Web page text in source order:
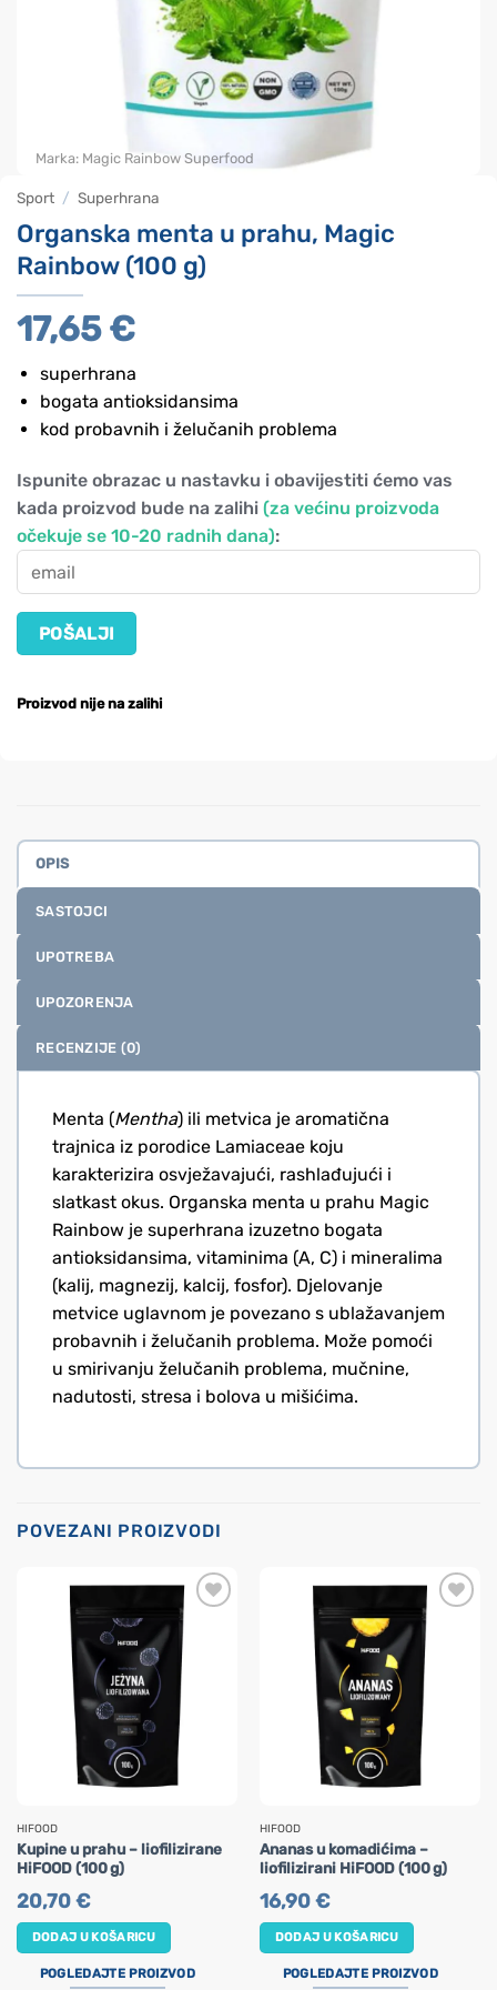
Sport / Superhrana
Organska menta u prahu, Magic
Rainbow (100 g)
17,65€
superhrana
bogata antioksidansima
kod probavnih i želučanih problema
Ispunite obrazac u nastavku i obavijestiti ćemo vas
kada proizvod bude na zalihi (za većinu proizvoda
očekuje se 10-20 radnih dana):
Proizvod nije na zalihi
Marka: Magic Rainbow Superfood
OPIS
SASTOJCI
UPOTREBA
UPOZORENJA
RECENZIJE (0)
Menta (Mentha) ili metvica je aromatična
trajnica iz porodice Lamiaceae koju
karakterizira osvježavajući, rashlađujući i
slatkast okus. Organska menta u prahu Magic
Rainbow je superhrana izuzetno bogata
antioksidansima, vitaminima (A, C) i mineralima
(kalij, magnezij, kalcij, fosfor). Djelovanje
metvice uglavnom je povezano s ublažavanjem
probavnih i želučanih problema. Može pomoći
u smirivanju želučanih problema, mučnine,
nadutosti, stresa i bolova u mišićima.
POVEZANI PROIZVODI
HIFOOD
Kupine u prahu – liofilizirane
HiFOOD (100 g)
20,70€
DODAJ U KOŠARICU
POGLEDAJTE PROIZVOD
HIFOOD
Ananas u komadićima –
liofilizirani HiFOOD (100 g)
16,90€
DODAJ U KOŠARICU
POGLEDAJTE PROIZVOD